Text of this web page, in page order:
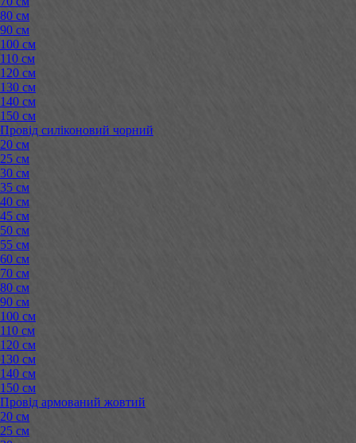
80 см
90 см
100 см
110 см
120 см
130 см
140 см
150 см
Провід силіконовий чорний
20 см
25 см
30 см
35 см
40 см
45 см
50 см
55 см
60 см
70 см
80 см
90 см
100 см
110 см
120 см
130 см
140 см
150 см
Провід армований жовтий
20 см
25 см